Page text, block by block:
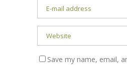
Save my name, email,